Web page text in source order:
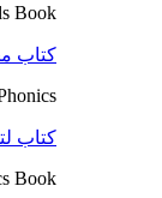
Book
کتاب
کتاب
Book